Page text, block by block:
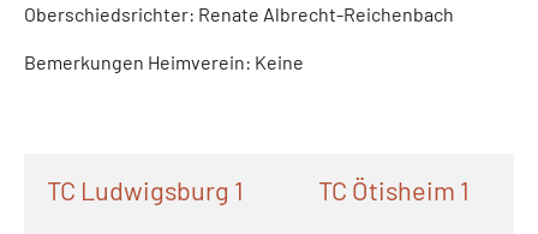
Oberschiedsrichter: Renate Albrecht-Reichenbach
Bemerkungen Heimverein: Keine
TC Ludwigsburg 1 TC Ötisheim 1